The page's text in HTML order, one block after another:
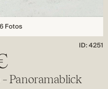
Fotos
ID: 4251
Panoramablick